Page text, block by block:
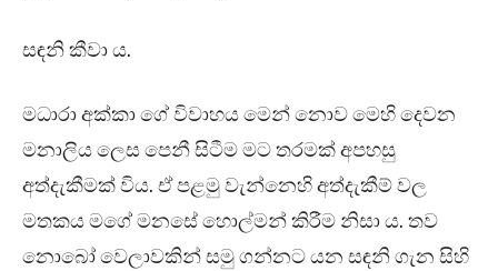
සඳනි කීවා ය.
මධාරා අක්කා ගේ විවාහය මෙන් නොව මෙහි දෙවන
මනාලිය ලෙස පෙනී සිටීම මට තරමක් අපහසු
අත්දැකීමක් විය. ඒ පළමු වැන්නෙහි අත්දැකීම් වල
මතකය මගේ මනසේ හොල්මන් කිරීම නිසා ය. තව
නොබෝ වෙලාවකින් සමු ගන්නට යන සඳනි ගැන සිහි